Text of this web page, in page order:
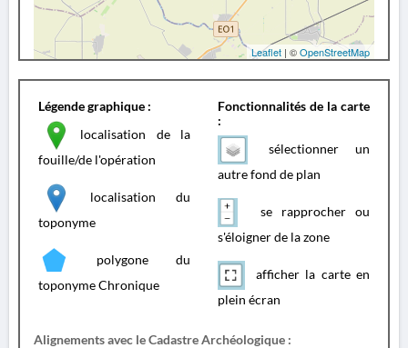
Leaflet | ©OpenStreetMap
Légende graphique :
localisation de la
fouille/de l'opération
localisation du
toponyme
polygone du
toponyme Chronique
Fonctionnalités de la carte
:
sélectionner un
autre fond de plan
se rapprocher ou
s'éloigner de la zone
afficher la carte en
plein écran
Alignements avec le Cadastre Archéologique :